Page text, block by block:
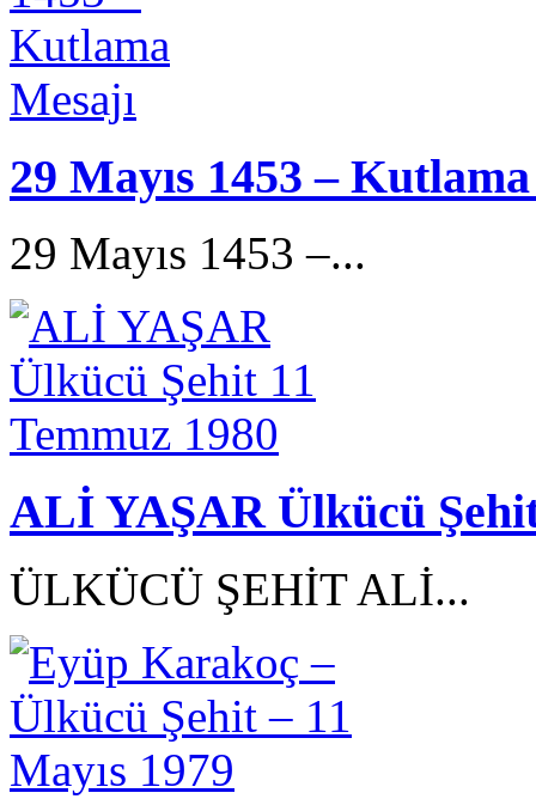
29 Mayıs 1453 –
29 Mayıs 1453 –...
ALİ YAŞAR Ülkücü
ÜLKÜCÜ ŞEHİT ALİ...